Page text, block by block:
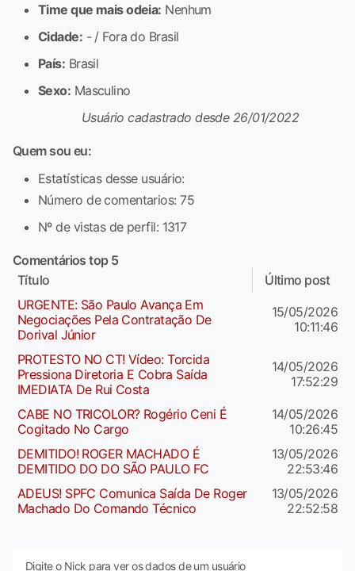
Time que mais odeia: Nenhum
Cidade: - / Fora do Brasil
País: Brasil
Sexo: Masculino
Usuário cadastrado desde 26/01/2022
Quem sou eu:
Estatísticas desse usuário:
Número de comentarios: 75
Nº de vistas de perfil: 1317
Comentários top 5
Título
Último post
URGENTE: São Paulo Avança Em
Negociações Pela Contratação De
Dorival Júnior
15/05/2026
10:11:46
PROTESTO NO CT! Vídeo: Torcida
Pressiona Diretoria E Cobra Saída
IMEDIATA De Rui Costa
14/05/2026
17:52:29
CABE NO TRICOLOR? Rogério Ceni É
Cogitado No Cargo
14/05/2026
10:26:45
DEMITIDO! ROGER MACHADO É
DEMITIDO DO DO SÃO PAULO FC
13/05/2026
22:53:46
ADEUS! SPFC Comunica Saída De Roger
Machado Do Comando Técnico
13/05/2026
22:52:58
Digite o Nick para ver os dados de um usuário